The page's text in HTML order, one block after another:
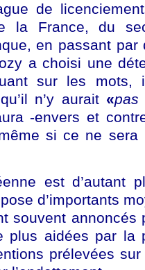
de
la France, du
en passant par
a choisi une
sur les
n’y aurait «pas
-envers et
si ce ne
est d’autant
d’importants
souvent annoncés
plus aidées par la
prélevées